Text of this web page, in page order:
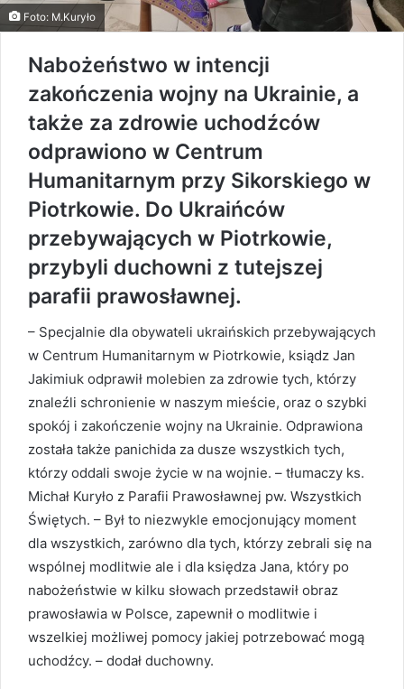
Foto: M.Kuryło
Nabożeństwo w intencji
zakończenia wojny na Ukrainie, a
także za zdrowie uchodźców
odprawiono w Centrum
Humanitarnym przy Sikorskiego w
Piotrkowie. Do Ukraińców
przebywających w Piotrkowie,
przybyli duchowni z tutejszej
parafii prawosławnej.
– Specjalnie dla obywateli ukraińskich przebywających
w Centrum Humanitarnym w Piotrkowie, ksiądz Jan
Jakimiuk odprawił molebien za zdrowie tych, którzy
znaleźli schronienie w naszym mieście, oraz o szybki
spokój i zakończenie wojny na Ukrainie. Odprawiona
została także panichida za dusze wszystkich tych,
którzy oddali swoje życie w na wojnie. – tłumaczy ks.
Michał Kuryło z Parafii Prawosławnej pw. Wszystkich
Świętych. – Był to niezwykle emocjonujący moment
dla wszystkich, zarówno dla tych, którzy zebrali się na
wspólnej modlitwie ale i dla księdza Jana, który po
nabożeństwie w kilku słowach przedstawił obraz
prawosławia w Polsce, zapewnił o modlitwie i
wszelkiej możliwej pomocy jakiej potrzebować mogą
uchodźcy. – dodał duchowny.